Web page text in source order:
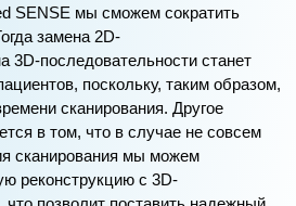
SENSE мы сможем сократить
замена 2D-
3D-последовательности станет
поскольку, таким образом,
сканирования. Другое
в том, что в случае не совсем
сканирования мы можем
реконструкцию с 3D-